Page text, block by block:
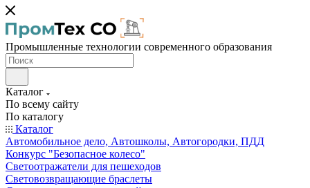
Промышленные технологии современного образования
Каталог
По всему сайту
По каталогу
Каталог
Автомобильное дело, Автошколы, Автогородки, ПДД
Конкурс "Безопасное колесо"
Светоотражатели для пешеходов
Световозвращающие браслеты